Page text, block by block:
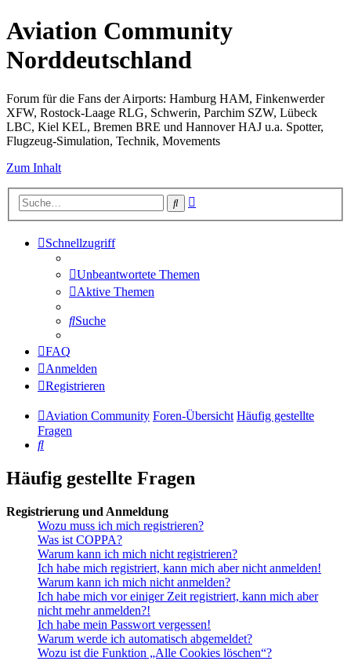
Aviation Community
Norddeutschland
Forum für die Fans der Airports: Hamburg HAM, Finkenwerder
XFW, Rostock-Laage RLG, Schwerin, Parchim SZW, Lübeck
LBC, Kiel KEL, Bremen BRE und Hannover HAJ u.a. Spotter,
Flugzeug-Simulation, Technik, Movements
Zum Inhalt
Suche
Schnellzugriff
Unbeantwortete Themen
Aktive Themen
Suche
FAQ
Anmelden
Registrieren
Aviation Community Foren-Übersicht Häufig gestellte
Fragen
Suche
Häufig gestellte Fragen
Registrierung und Anmeldung
Wozu muss ich mich registrieren?
Was ist COPPA?
Warum kann ich mich nicht registrieren?
Ich habe mich registriert, kann mich aber nicht anmelden!
Warum kann ich mich nicht anmelden?
Ich habe mich vor einiger Zeit registriert, kann mich aber
nicht mehr anmelden?!
Ich habe mein Passwort vergessen!
Warum werde ich automatisch abgemeldet?
Wozu ist die Funktion „Alle Cookies löschen“?